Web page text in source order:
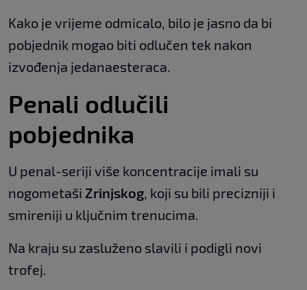
Kako je vrijeme odmicalo, bilo je jasno da bi
pobjednik mogao biti odlučen tek nakon
izvođenja jedanaesteraca.
Penali odlučili
pobjednika
U penal-seriji više koncentracije imali su
nogometaši Zrinjskog , koji su bili precizniji i
smireniji u ključnim trenucima.
Na kraju su zasluženo slavili i podigli novi
trofej.